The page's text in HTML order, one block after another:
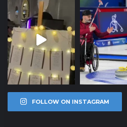
FOLLOW ON INSTAGRAM